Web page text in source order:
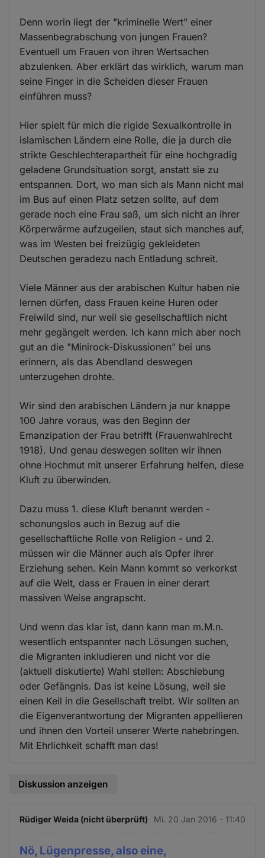
Denn worin liegt der "kriminelle Wert" einer
Massenbegrabschung von jungen Frauen?
Eventuell um Frauen von ihren Wertsachen
abzulenken. Aber erklärt das wirklich, warum man
seine Finger in die Scheiden dieser Frauen
einführen muss?
Hier spielt für mich die rigide Sexualkontrolle in
islamischen Ländern eine Rolle, die ja durch die
strikte Geschlechterapartheit für eine hochgradig
geladene Grundsituation sorgt, anstatt sie zu
entspannen. Dort, wo man sich als Mann nicht mal
im Bus auf einen Platz setzen sollte, auf dem
gerade noch eine Frau saß, um sich nicht an ihrer
Körperwärme aufzugeilen, staut sich manches auf,
was im Westen bei freizügig gekleideten
Deutschen geradezu nach Entladung schreit.
Viele Männer aus der arabischen Kultur haben nie
lernen dürfen, dass Frauen keine Huren oder
Freiwild sind, nur weil sie gesellschaftlich nicht
mehr gegängelt werden. Ich kann mich aber noch
gut an die "Minirock-Diskussionen" bei uns
erinnern, als das Abendland deswegen
unterzugehen drohte.
Wir sind den arabischen Ländern ja nur knappe
100 Jahre voraus, was den Beginn der
Emanzipation der Frau betrifft (Frauenwahlrecht
1918). Und genau deswegen sollten wir ihnen
ohne Hochmut mit unserer Erfahrung helfen, diese
Kluft zu überwinden.
Dazu muss 1. diese Kluft benannt werden -
schonungslos auch in Bezug auf die
gesellschaftliche Rolle von Religion - und 2.
müssen wir die Männer auch als Opfer ihrer
Erziehung sehen. Kein Mann kommt so verkorkst
auf die Welt, dass er Frauen in einer derart
massiven Weise angrapscht.
Und wenn das klar ist, dann kann man m.M.n.
wesentlich entspannter nach Lösungen suchen,
die Migranten inkludieren und nicht vor die
(aktuell diskutierte) Wahl stellen: Abschiebung
oder Gefängnis. Das ist keine Lösung, weil sie
einen Keil in die Gesellschaft treibt. Wir sollten an
die Eigenverantwortung der Migranten appellieren
und ihnen den Vorteil unserer Werte nahebringen.
Mit Ehrlichkeit schafft man das!
Diskussion anzeigen
Rüdiger Weida (nicht überprüft) Mi. 20 Jan 2016 - 11:40
Nö, Lügenpresse, also eine,